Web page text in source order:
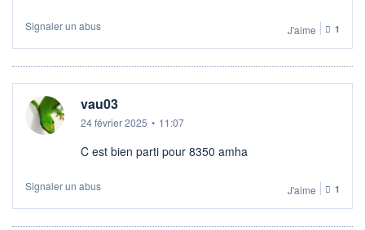
Signaler un abus J'aime 1
vau03
24 février 2025 • 11:07
C est bien parti pour 8350 amha
Signaler un abus J'aime 1